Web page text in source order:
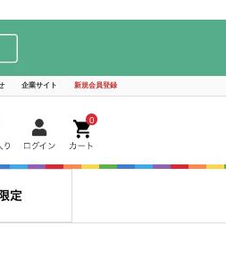
企業サイト 新規会員登録
0